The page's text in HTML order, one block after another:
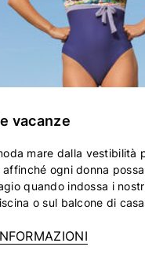
vacanze
mare dalla vestibilità
ogni donna
quando indossa i
o sul balcone di